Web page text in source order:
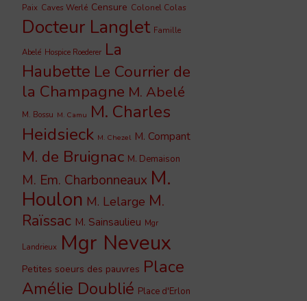
Paix Caves Werlé Censure Colonel Colas
Docteur Langlet Famille
Abelé Hospice Roederer La
Haubette Le Courrier de
la Champagne M. Abelé
M. Bossu M. Camu M. Charles
Heidsieck M. Chezel M. Compant
M. de Bruignac M. Demaison
M. Em. Charbonneaux M.
Houlon M. Lelarge M.
Raïssac M. Sainsaulieu Mgr
Landrieux Mgr Neveux
Petites soeurs des pauvres Place
Amélie Doublié Place d'Erlon